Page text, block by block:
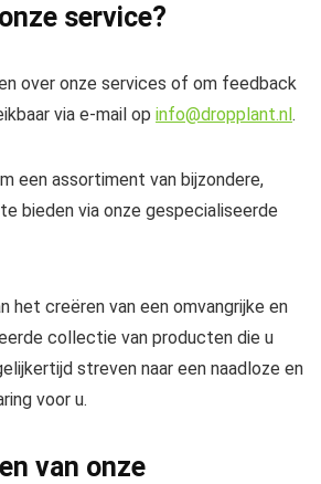
service?
over onze services of om feedback
via e-mail op info@dropplant.nl.
een assortiment van bijzondere,
bieden via onze gespecialiseerde
het creëren van een omvangrijke en
collectie van producten die u
streven naar een naadloze en
voor u.
van onze